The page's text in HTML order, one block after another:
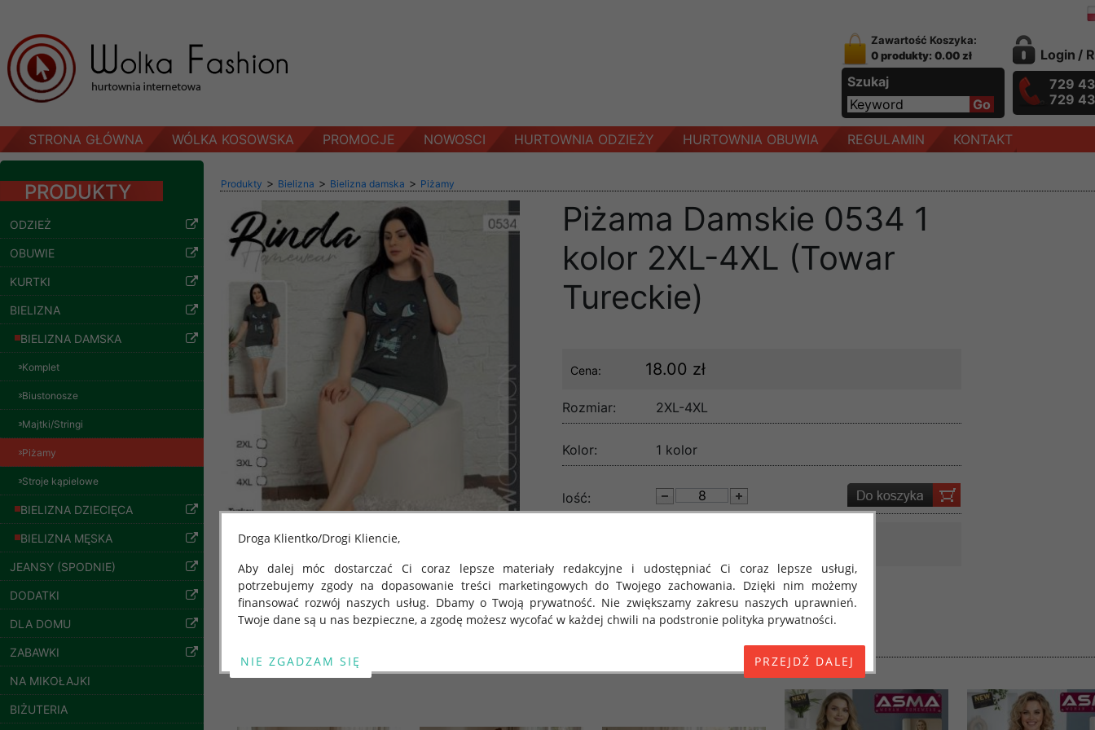
Zawartość Koszyka:
0 produkty: 0.00 zł
Szukaj
Login /
729
729
STRONA GŁÓWNA WÓLKA KOSOWSKA PROMOCJE NOWOSCI HURTOWNIA ODZIEŻY HURTOWNIA OBUWIA REGULAMIN KONTAKT
PRODUKTY
ODZIEŻ
OBUWIE
KURTKI
BIELIZNA
BIELIZNA DAMSKA
Komplet
Biustonosze
Majtki/Stringi
Piżamy
Stroje kąpielowe
BIELIZNA DZIECIĘCA
BIELIZNA MĘSKA
JEANSY (SPODNIE)
DODATKI
DLA DOMU
ZABAWKI
NA MIKOŁAJKI
BIŻUTERIA
Spodnie damskie
jeansy Roz 29-36, 1
Kolor Paczka 10 szt
szczegóły
Spodnie damskie
jeansy Roz 25-30, 1
Kolor Paczka 10 szt
Produkty > Bielizna > Bielizna damska > Piżamy
Piżama Damskie 0534 1
kolor 2XL-4XL (Towar
Tureckie)
Cena: 18.00 zł
Rozmiar: 2XL-4XL
Kolor: 1 kolor
lość:
Droga Klientko/Drogi Kliencie,
Aby dalej móc dostarczać Ci coraz lepsze materiały redakcyjne i udostępniać Ci coraz lepsze usługi,
potrzebujemy zgody na dopasowanie treści marketingowych do Twojego zachowania. Dzięki nim możemy
finansować rozwój naszych usług. Dbamy o Twoją prywatność. Nie zwiększamy zakresu naszych uprawnień.
Twoje dane są u nas bezpieczne, a zgodę możesz wycofać w każdej chwili na podstronie polityka prywatności.
Od 25 maja 2018 roku obowiązuje Rozporządzenie Parlamentu Europejskiego i Rady (UE) 2016/679 z dnia 27
kwietnia 2016 r. w sprawie ochrony osób fizycznych w związku z przetwarzaniem danych osobowych i w sprawie
"GDPR" lub "Ogólne Rozporządzenie o Ochronie Danych"). W związku z tym chcielibyśmy poinformować Cię o
przetwarzaniu Twoich danych oraz zasadach, na jakich odbywa się to po dniu 25 maja 2018 roku. Poniżej